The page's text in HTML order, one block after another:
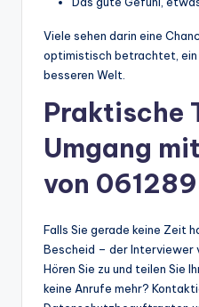
Viele sehen darin eine
optimistisch betrachtet, ein
besseren Welt.
Praktische
Umgang
von
Falls Sie gerade keine Zeit
Bescheid – der Interviewer
Hören Sie zu und teilen Sie
keine Anrufe mehr?